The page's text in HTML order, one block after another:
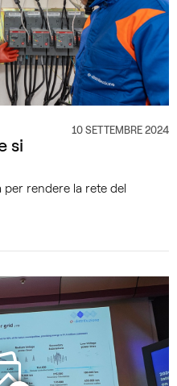
10 SETTEMBRE 2024
si
per rendere la rete del